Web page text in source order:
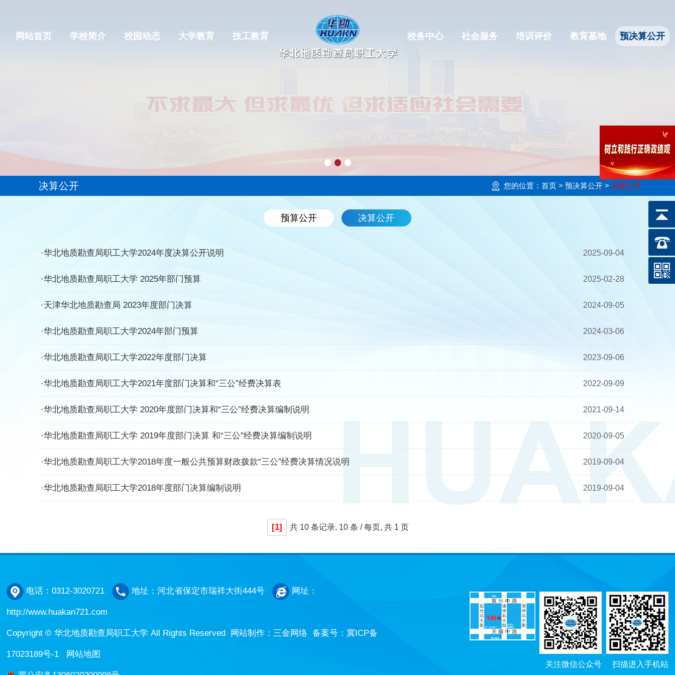
网站首页 学校简介 校园动态 大学教育 技工教育 校务中心 社会服务 培训评价 教育基地 预决算公开
您的位置： 首页> 预决算公开 > 决算公开
决算公开
预算公开 决算公开
·华北地质勘查局职工大学2024年度决算公开说明 2025-09-04
·华北地质勘查局职工大学 2025年部门预算 2025-02-28
·天津华北地质勘查局 2023年度部门决算 2024-09-05
·华北地质勘查局职工大学2024年部门预算 2024-03-06
·华北地质勘查局职工大学2022年度部门决算 2023-09-06
·华北地质勘查局职工大学2021年度部门决算和“三公”经费决算表 2022-09-09
·华北地质勘查局职工大学 2020年度部门决算和“三公”经费决算编制说明 2021-09-14
·华北地质勘查局职工大学 2019年度部门决算 和“三公”经费决算编制说明 2020-09-05
·华北地质勘查局职工大学2018年度一般公共预算财政拨款“三公”经费决算情况说明 2019-09-04
·华北地质勘查局职工大学2018年度部门决算编制说明 2019-09-04
[1] 共 10 条记录, 10 条 / 每页, 共 1 页
电话：0312-3020721 地址：河北省保定市瑞祥大街444号 网址：
http://www.huakan721.com
Copyright © 华北地质勘查局职工大学 All Rights Reserved 网站制作 ：三金网络 备案号：冀ICP备
17023189号-1 网站地图
关注微信公众号 扫描进入手机站